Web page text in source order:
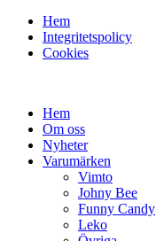
Hem
Integritetspolicy
Cookies
Hem
Om oss
Nyheter
Varumärken
Vimto
Johny Bee
Funny Candy
Leko